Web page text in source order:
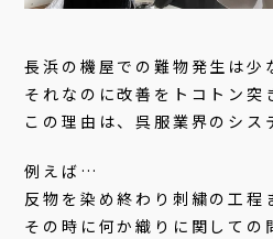
長浜の機屋での難物発生は少
それなのに改善をトコトン突
この理由は、呉服業界のシス
例えば…
反物を染め終わり刺繍の工程
その時に何か織りに関しての